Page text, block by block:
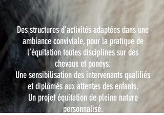
Des structures d’activités adaptées dans une
ambiance conviviale, pour la pratique de
l’équitation toutes disciplines sur des
chevaux et poneys.
Une sensibilisation des intervenants qualifiés
et diplômés aux attentes des enfants.
Un projet équitation de pleine nature
personnalisé.